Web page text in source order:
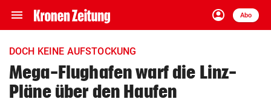
menu Navigation
ein-/ausklappen
account_circle
Anmelden
Abo
close Schließen
account_circle Anmelden
DOCH KEINE AUFSTOCKUNG
Mega-Flughafen warf die Linz-
Pläne über den Haufen